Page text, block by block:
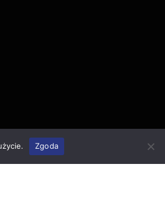
Zgoda